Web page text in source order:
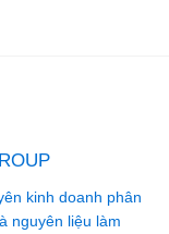
kinh doanh phân
nguyên liệu làm